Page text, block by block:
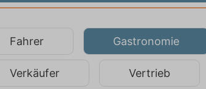
Fahrer Gastronomie
Verkäufer Vertrieb